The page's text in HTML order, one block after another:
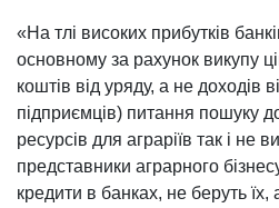
«На тлі високих прибутків
основному за рахунок викупу
коштів від уряду, а не доходів
підприємців) питання пошуку
ресурсів для аграріїв так і не
представники аграрного
кредити в банках, не беруть їх,